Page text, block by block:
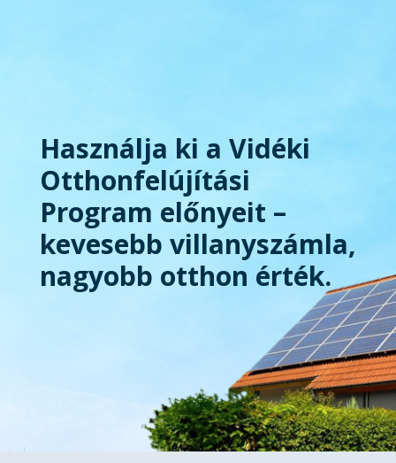
Használja ki a Vidéki
Otthonfelújítási
Program előnyeit –
kevesebb villanyszámla,
nagyobb otthon érték.